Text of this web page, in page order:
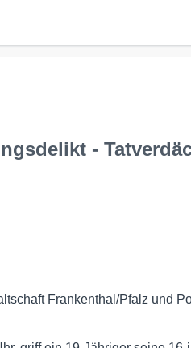
-
Frankenthal/Pfalz und